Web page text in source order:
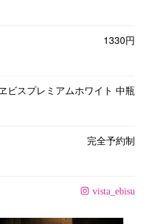
1330円
ビスプレミアムホワイト 中瓶
完全予約制
vista_ebisu